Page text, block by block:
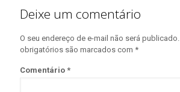
Deixe um comentário
O seu endereço de e-mail não será publicado.
obrigatórios são marcados com *
Comentário *